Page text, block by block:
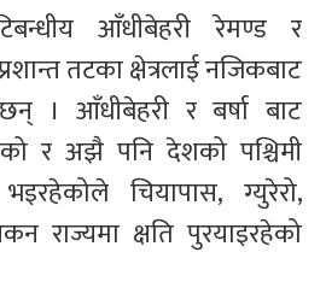
आँधीबेहरी रेमण्ड र
तटका क्षेत्रलाई नजिकबाट
छन् । आँधीबेहरी र बर्षा बाट
र अझै पनि देशको पश्चिमी
चियापास, ग्युरेरो,
राज्यमा क्षति पुरयाइरहेको